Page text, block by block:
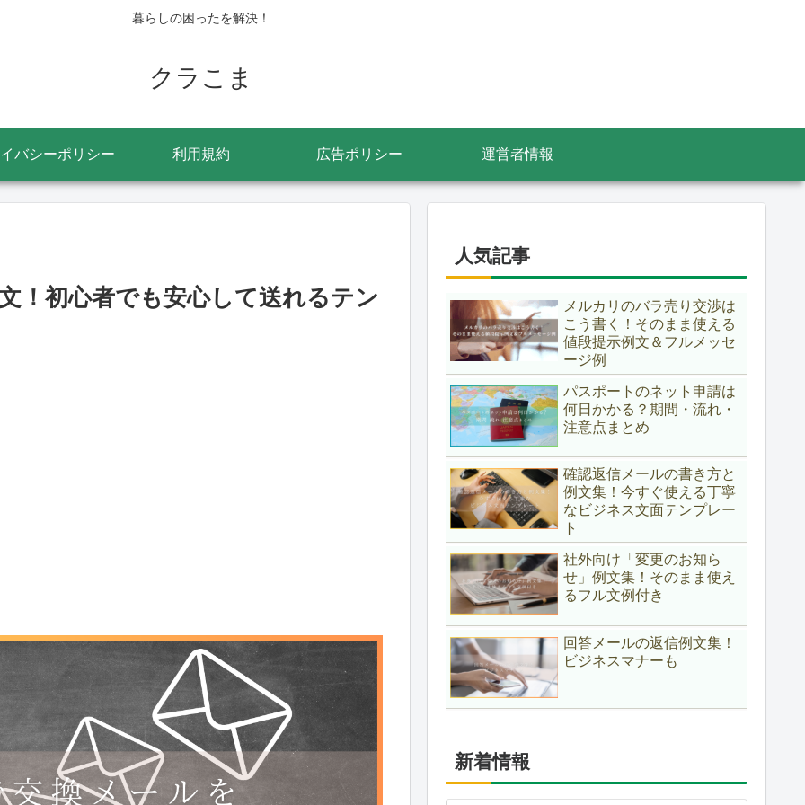
暮らしの困ったを解決！
クラこま
バシーポリシー 利用規約 広告ポリシー 運営者情報
！初心者でも安心して送れるテン
人気記事
メルカリのバラ売り交渉は
こう書く！そのまま使える
値段提示例文＆フルメッセ
ージ例
パスポートのネット申請は
何日かかる？期間・流れ・
注意点まとめ
確認返信メールの書き方と
例文集！今すぐ使える丁寧
なビジネス文面テンプレー
ト
社外向け「変更のお知ら
せ」例文集！そのまま使え
るフル文例付き
回答メールの返信例文集！
ビジネスマナーも
新着情報